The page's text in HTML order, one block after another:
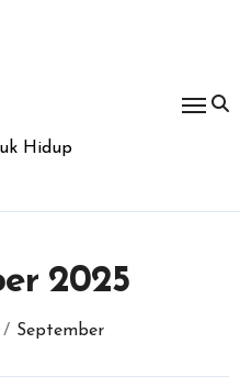
Hidup
2025
September